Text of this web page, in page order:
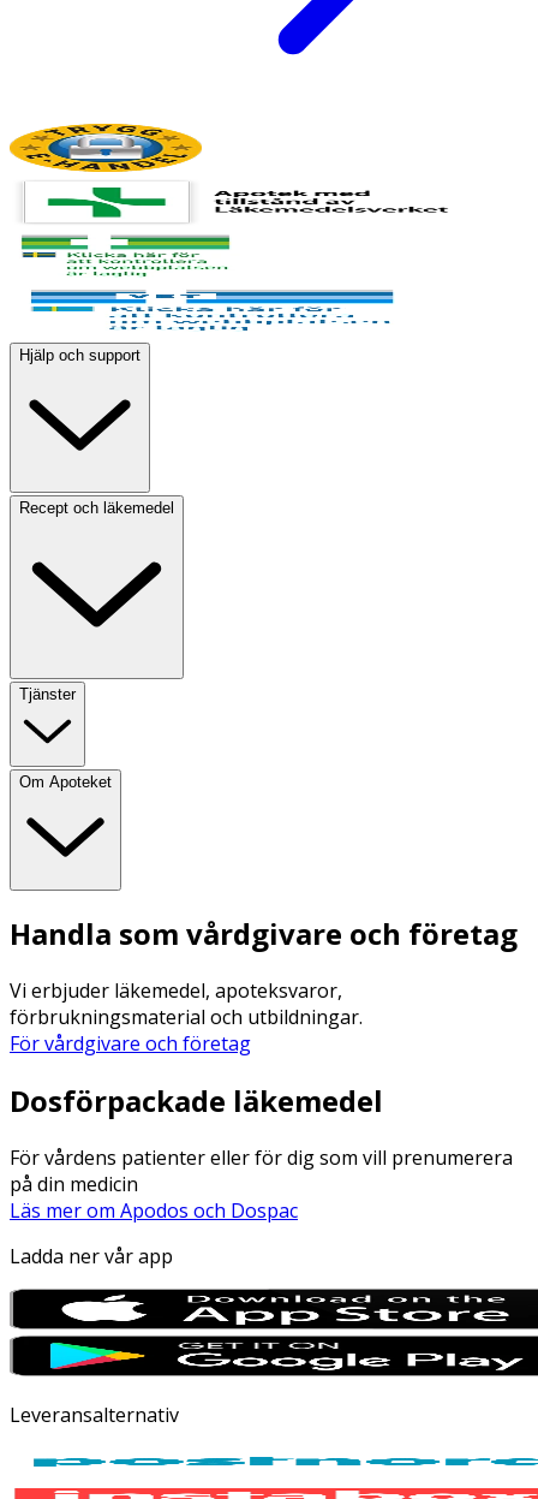
Hjälp och support
Recept och läkemedel
Tjänster
Om Apoteket
Handla som vårdgivare och företag
Vi erbjuder läkemedel, apoteksvaror,
förbrukningsmaterial och utbildningar.
För vårdgivare och företag
Dosförpackade läkemedel
För vårdens patienter eller för dig som vill prenumerera
på din medicin
Läs mer om Apodos och Dospac
Ladda ner vår app
Leveransalternativ